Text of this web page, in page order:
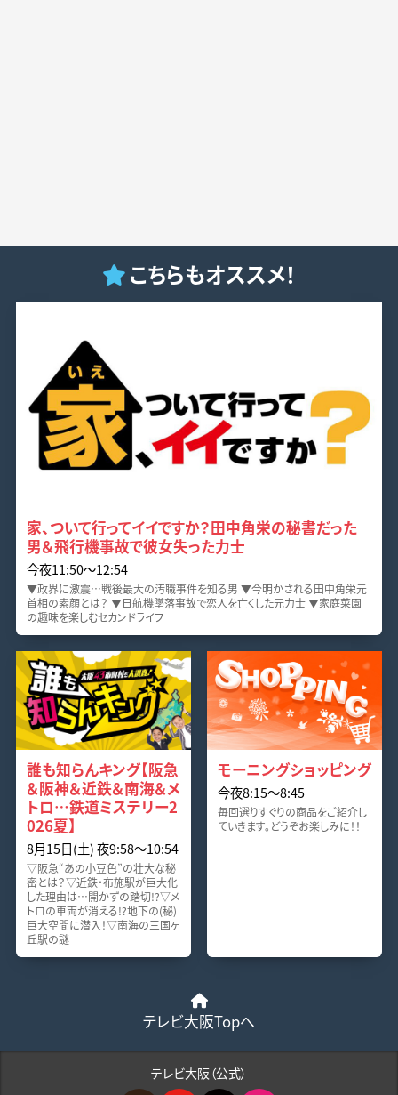
こちらもオススメ！
家、ついて行ってイイですか？田中角栄の秘書だった
男＆飛行機事故で彼女失った力士
今夜11:50〜12:54
▼政界に激震…戦後最大の汚職事件を知る男 ▼今明かされる田中角栄元
首相の素顔とは？ ▼日航機墜落事故で恋人を亡くした元力士 ▼家庭菜園
の趣味を楽しむセカンドライフ
誰も知らんキング【阪急
＆阪神＆近鉄＆南海＆メ
トロ…鉄道ミステリー2
026夏】
8月15日(土) 夜9:58〜10:54
▽阪急“あの小豆色”の壮大な秘
密とは？▽近鉄・布施駅が巨大化
した理由は…開かずの踏切!?▽メ
トロの車両が消える!?地下の(秘)
巨大空間に潜入！▽南海の三国ヶ
丘駅の謎
モーニングショッピング
今夜8:15〜8:45
毎回選りすぐりの商品をご紹介し
ていきます。どうぞお楽しみに！！
テレビ大阪Topへ
テレビ大阪（公式）